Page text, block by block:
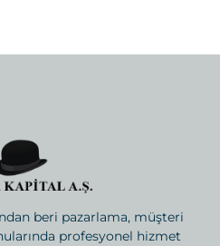
beri pazarlama, müşteri
profesyonel hizmet